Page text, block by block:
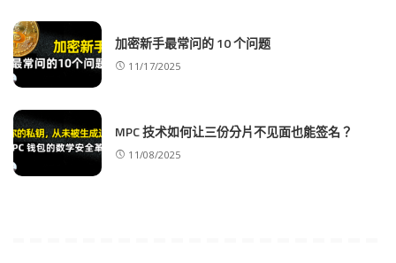
加密新手最常问的 10 个问题
11/17/2025
MPC 技术如何让三份分片不见面也能签名？
11/08/2025